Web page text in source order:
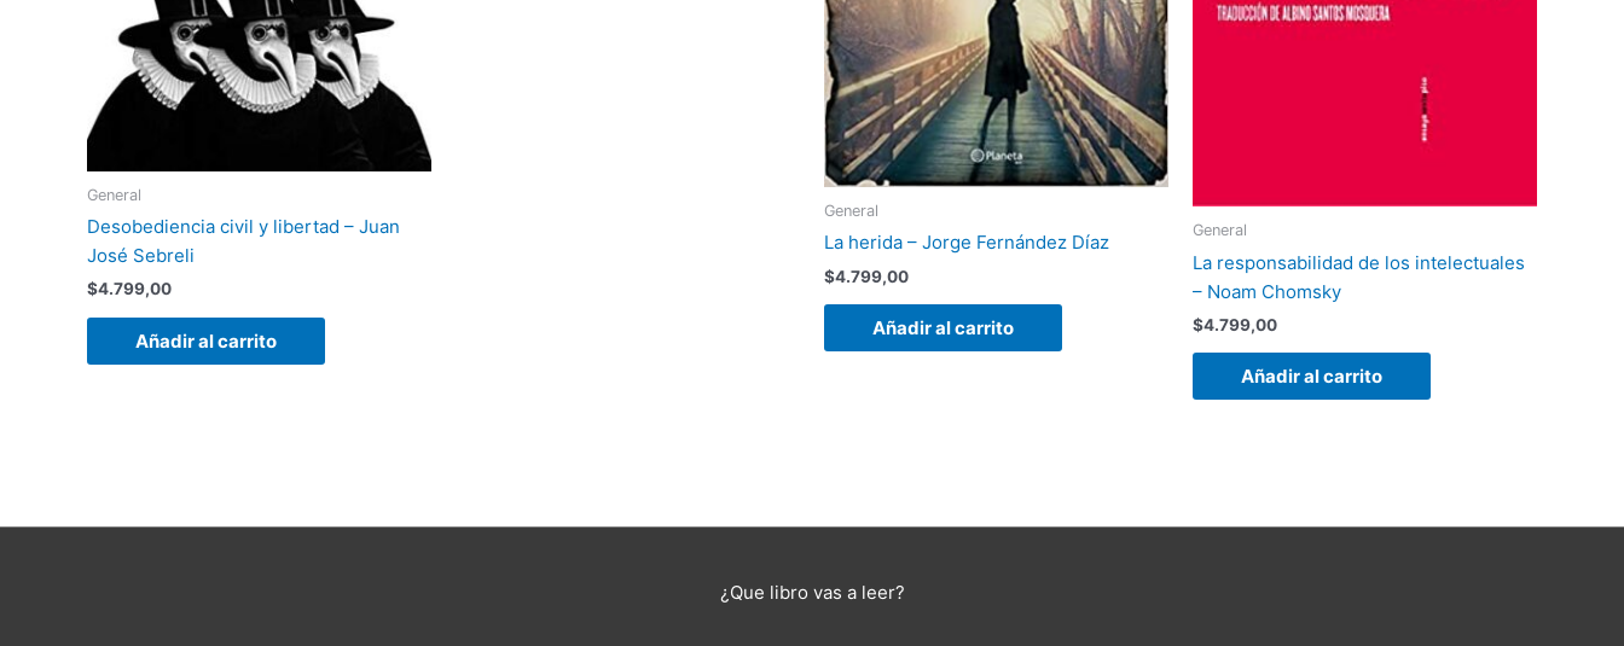
General
Desobediencia civil y libertad – Juan
José Sebreli
$4.799,00
Añadir al carrito
General
La herida – Jorge Fernández Díaz
$4.799,00
Añadir al carrito
General
La responsabilidad de los intelectuales
– Noam Chomsky
$4.799,00
Añadir al carrito
¿Que libro vas a leer?